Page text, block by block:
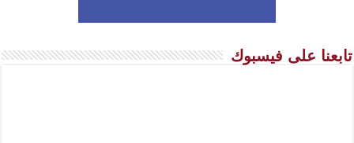
تابعنا على فيسبوك